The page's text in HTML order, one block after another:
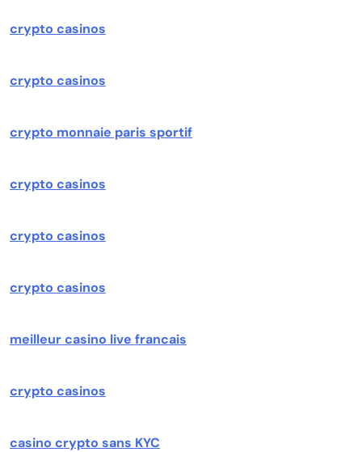
crypto casinos
crypto casinos
crypto monnaie paris sportif
crypto casinos
crypto casinos
crypto casinos
meilleur casino live francais
crypto casinos
casino crypto sans KYC